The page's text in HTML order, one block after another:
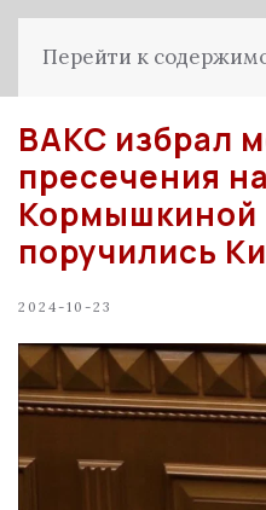
Перейти к
ВАКС избрал
пресечения
Кормышкиной
поручились
2024-10-23